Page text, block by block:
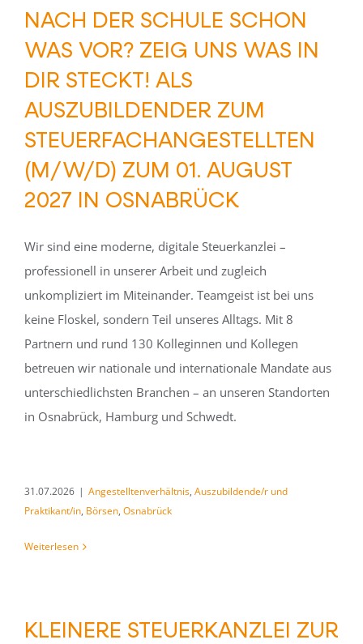
NACH DER SCHULE SCHON
WAS VOR? ZEIG UNS WAS IN
DIR STECKT! ALS
AUSZUBILDENDER ZUM
STEUERFACHANGESTELLTEN
(M/W/D) ZUM 01. AUGUST
2027 IN OSNABRÜCK
Wir sind eine moderne, digitale Steuerkanzlei –
professionell in unserer Arbeit und zugleich
unkompliziert im Miteinander. Teamgeist ist bei uns
keine Floskel, sondern Teil unseres Alltags. Mit 8
Partnern und rund 130 Kolleginnen und Kollegen
betreuen wir nationale und internationale Mandate aus
unterschiedlichsten Branchen – an unseren Standorten
in Osnabrück, Hamburg und Schwedt.
31.07.2026 | Angestelltenverhältnis, Auszubildende/r und
Praktikant/in, Börsen, Osnabrück
Weiterlesen
KLEINERE STEUERKANZLEI ZUR